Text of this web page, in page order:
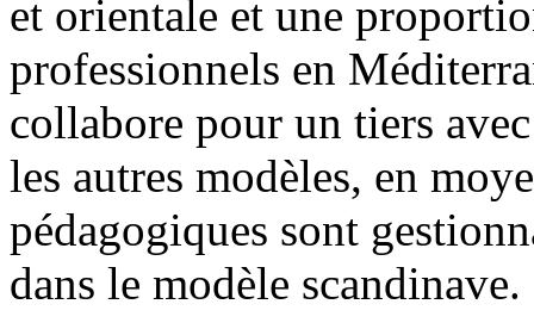
et orientale et une
professionnels en
collabore pour un tiers
les autres modèles, en
pédagogiques sont
dans le modèle scandinave.